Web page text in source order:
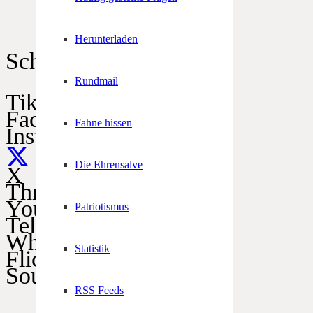
Herunterladen
Rundmail
Fahne hissen
Die Ehrensalve
Patriotismus
Statistik
RSS Feeds
Schützen im Netz
TikTok
Facebook
Instagram
X
Threads
YouTube
Telegram
WhatsApp
Flickr
SoundCloud